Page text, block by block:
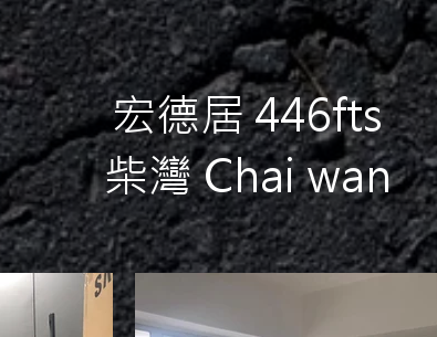
宏德居 446fts
柴灣 Chai wan